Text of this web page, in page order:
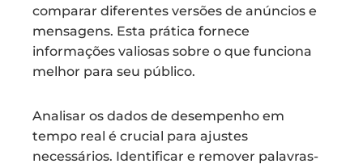
comparar diferentes versões de anúncios e
mensagens. Esta prática fornece
informações valiosas sobre o que funciona
melhor para seu público.
Analisar os dados de desempenho em
tempo real é crucial para ajustes
necessários. Identificar e remover palavras-